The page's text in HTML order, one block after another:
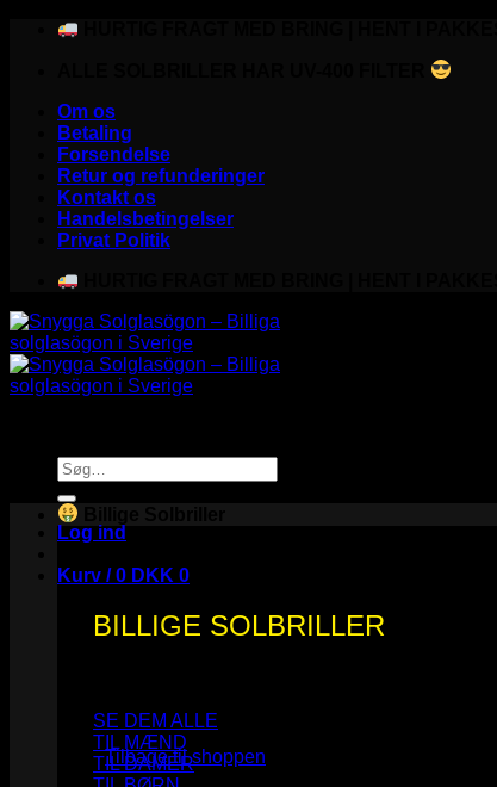
Fortsæt
Om os
Betaling
Forsendelse
Retur og refunderinger
Kontakt os
Handelsbetingelser
Privat Politik
Søg
efter:
Log ind
Kurv /0 DKK 0
Ingen varer i kurven.
Tilbage til shoppen
BILLIGE SOLBRILLER
SE DEM ALLE
TIL MÆND
TIL DAMER